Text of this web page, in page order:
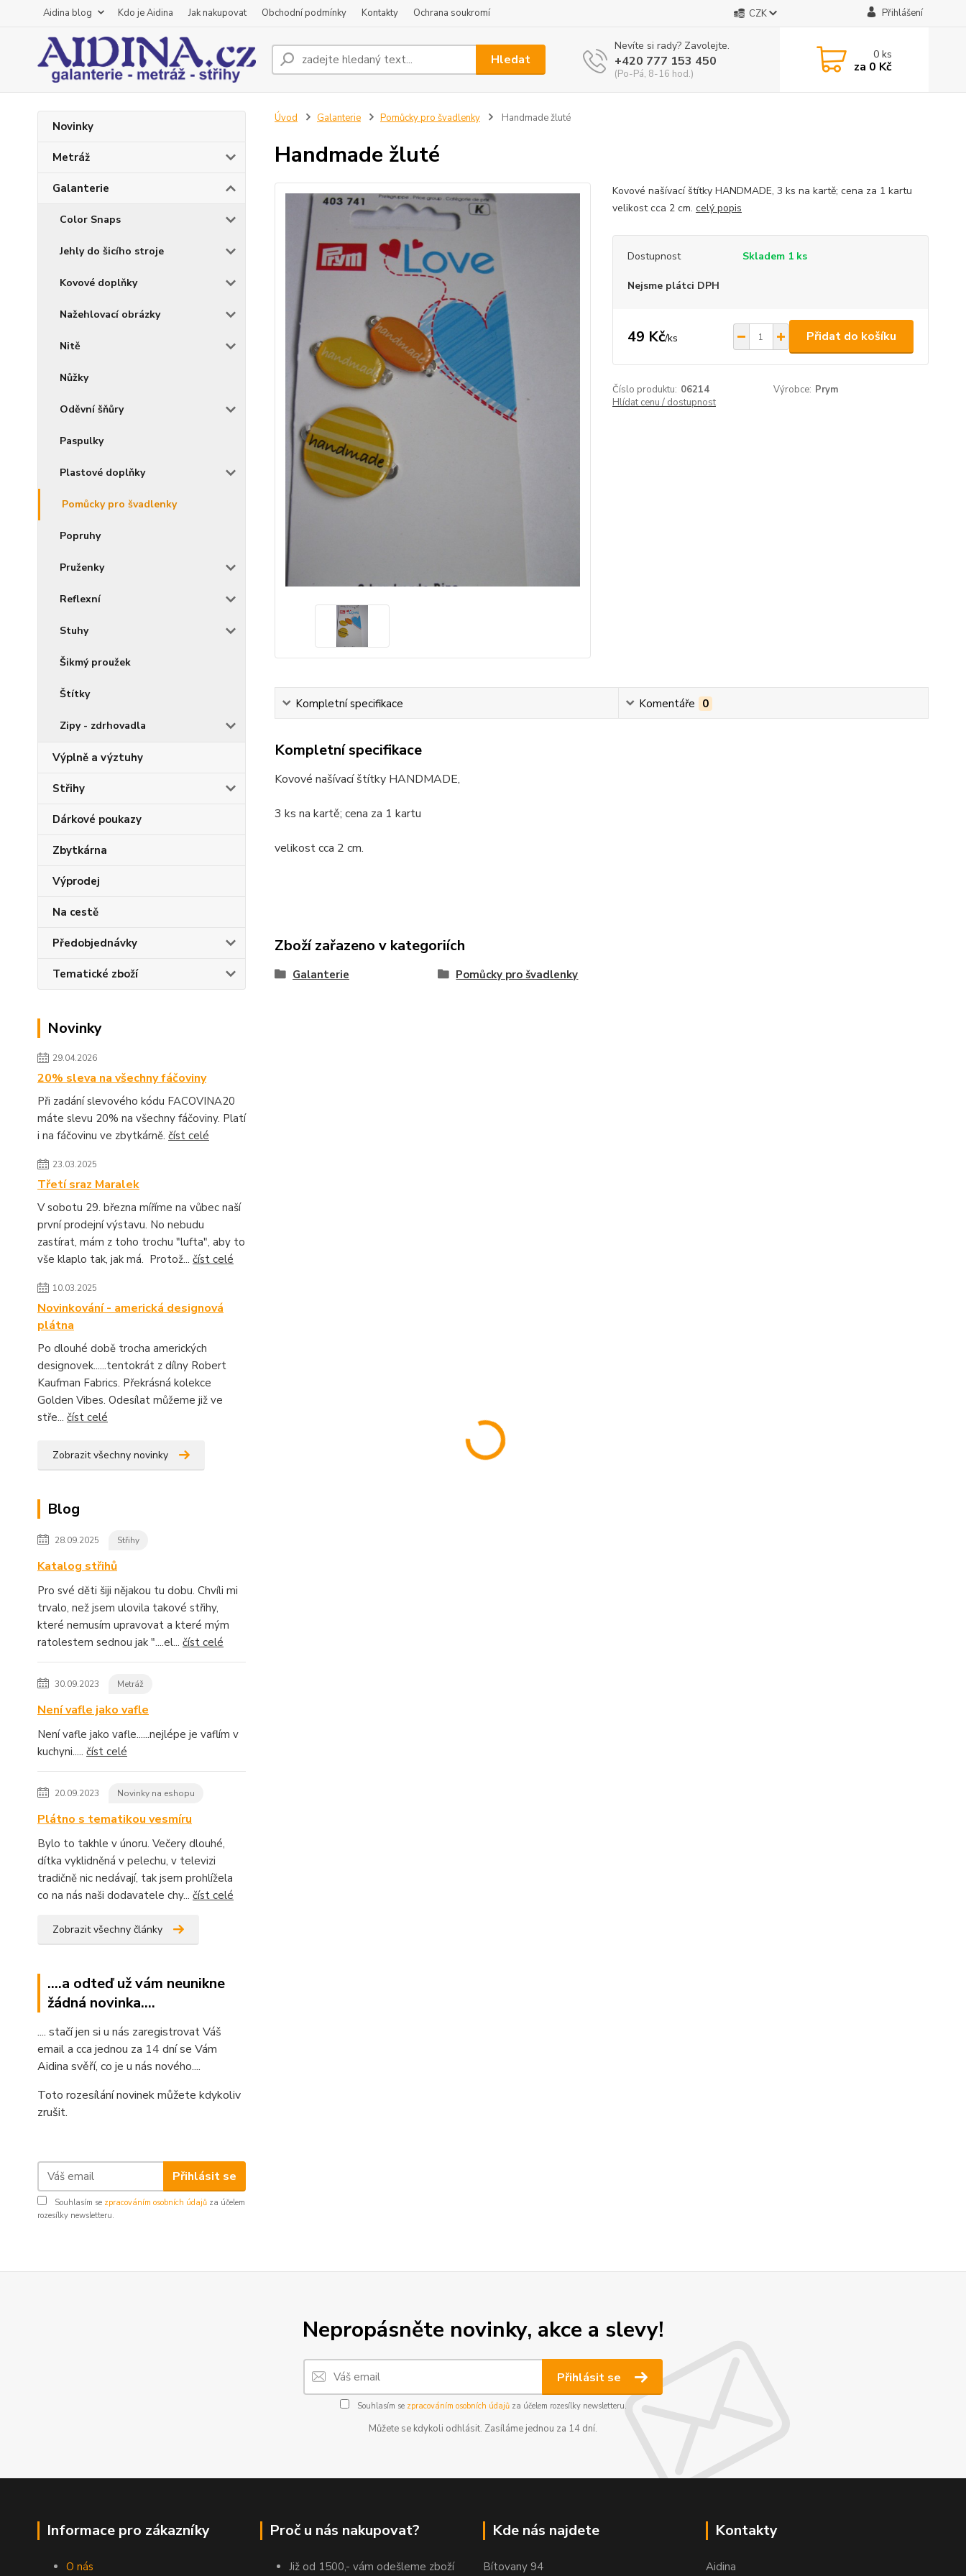
Aidina blog Kdo je Aidina Jak nakupovat Obchodní podmínky Kontakty Ochrana soukromí CZK Přihlášení
Hledat
Nevíte si rady? Zavolejte.
+420 777 153 450
(Po-Pá, 8-16 hod.)
0ks
za 0 Kč
Novinky
Metráž
Galanterie
Color Snaps
Jehly do šicího stroje
Kovové doplňky
Nažehlovací obrázky
Nitě
Nůžky
Oděvní šňůry
Paspulky
Plastové doplňky
Pomůcky pro švadlenky
Popruhy
Pruženky
Reflexní
Stuhy
Šikmý proužek
Štítky
Zipy - zdrhovadla
Výplně a výztuhy
Střihy
Dárkové poukazy
Zbytkárna
Výprodej
Na cestě
Předobjednávky
Tematické zboží
Novinky
29.04.2026
20% sleva na všechny fáčoviny
Při zadání slevového kódu FACOVINA20
máte slevu 20% na všechny fáčoviny. Platí
i na fáčovinu ve zbytkárně. číst celé
23.03.2025
Třetí sraz Maralek
V sobotu 29. března míříme na vůbec naší
první prodejní výstavu. No nebudu
zastírat, mám z toho trochu "lufta", aby to
vše klaplo tak, jak má. Protož... číst celé
10.03.2025
Novinkování - americká designová
plátna
Po dlouhé době trocha amerických
designovek......tentokrát z dílny Robert
Kaufman Fabrics. Překrásná kolekce
Golden Vibes. Odesílat můžeme již ve
stře... číst celé
Zobrazit všechny novinky
Blog
28.09.2025 Střihy
Katalog střihů
Pro své děti šiji nějakou tu dobu. Chvíli mi
trvalo, než jsem ulovila takové střihy,
které nemusím upravovat a které mým
ratolestem sednou jak "....el... číst celé
30.09.2023 Metráž
Není vafle jako vafle
Není vafle jako vafle......nejlépe je vaflím v
kuchyni..... číst celé
20.09.2023 Novinky na eshopu
Plátno s tematikou vesmíru
Bylo to takhle v únoru. Večery dlouhé,
dítka vyklidněná v pelechu, v televizi
tradičně nic nedávají, tak jsem prohlížela
co na nás naši dodavatele chy... číst celé
Zobrazit všechny články
....a odteď už vám neunikne
žádná novinka....
.... stačí jen si u nás zaregistrovat Váš
email a cca jednou za 14 dní se Vám
Aidina svěří, co je u nás nového....
Toto rozesílání novinek můžete kdykoliv
zrušit.
Přihlásit se
Souhlasím se zpracováním osobních údajů za účelem
rozesílky newsletteru.
Úvod Galanterie Pomůcky pro švadlenky Handmade žluté
Handmade žluté
Kovové našívací štítky HANDMADE, 3 ks na kartě; cena za 1 kartu
velikost cca 2 cm. celý popis
Dostupnost Skladem 1 ks
Nejsme plátci DPH
49 Kč/ks Přidat do košíku
Číslo produktu: 06214 Výrobce: Prym
Hlídat cenu / dostupnost
Kompletní specifikace Komentáře 0
Kompletní specifikace
Kovové našívací štítky HANDMADE,
3 ks na kartě; cena za 1 kartu
velikost cca 2 cm.
Zboží zařazeno v kategoriích
Galanterie Pomůcky pro švadlenky
Nepropásněte novinky, akce a slevy!
Přihlásit se
Souhlasím se zpracováním osobních údajůza účelem rozesílky newsletteru.
Můžete se kdykoli odhlásit. Zasíláme jednou za 14 dní.
Informace pro zákazníky
O nás
Proč u nás nakupovat?
Již od 1500,- vám odešleme zboží
Kde nás najdete
Bítovany 94
Kontakty
Aidina